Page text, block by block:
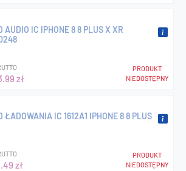
AUDIO IC IPHONE 8 8 PLUS X XR
zł
PRODUKT
NIEDOSTĘPNY
ŁADOWANIA IC 1612A1 IPHONE 8 8 PLUS
zł
PRODUKT
NIEDOSTĘPNY